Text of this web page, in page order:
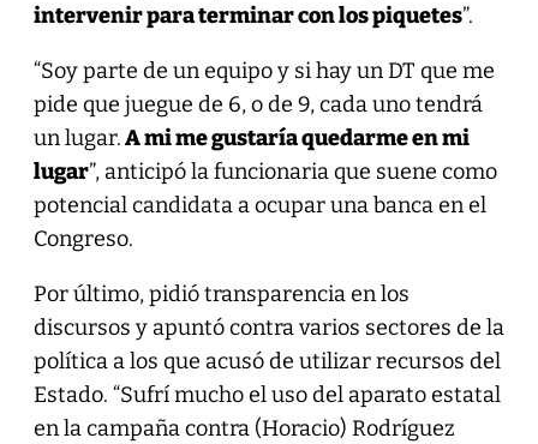
intervenir para terminar con los piquetes”.
“Soy parte de un equipo y si hay un DT que me
pide que juegue de 6, o de 9, cada uno tendrá
un lugar.A mi me gustaría quedarme en mi
lugar”, anticipó la funcionaria que suene como
potencial candidata a ocupar una banca en el
Congreso.
Por último, pidió transparencia en los
discursos y apuntó contra varios sectores de la
política a los que acusó de utilizar recursos del
Estado. “Sufrí mucho el uso del aparato estatal
en la campaña contra (Horacio) Rodríguez